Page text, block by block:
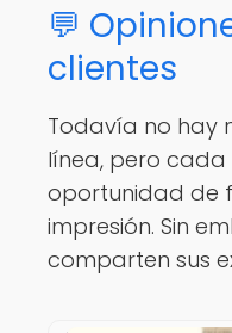
💬
clientes
Todavía no hay
línea, pero cada
oportunidad de
impresión. Sin
comparten sus